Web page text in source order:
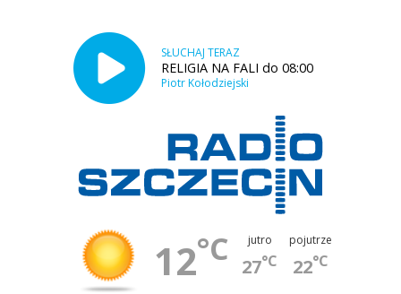
SŁUCHAJ TERAZ
RELIGIA NA FALI do 08:00
Piotr Kołodziejski
12°C jutro
27°C
pojutrze
22°C